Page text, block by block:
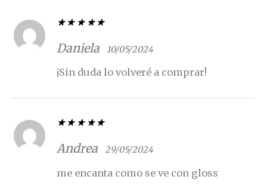
5de 5
Daniela 10/05/2024
¡Sin duda lo volveré a comprar!
5de 5
Andrea 29/05/2024
me encanta como se ve con gloss